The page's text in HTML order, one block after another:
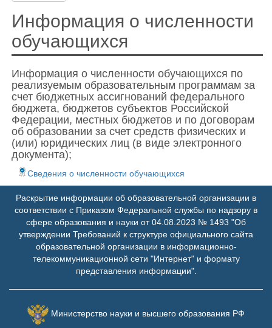
Информация о численности
обучающихся
Информация о численности обучающихся по
реализуемым образовательным программам за
счет бюджетных ассигнований федерального
бюджета, бюджетов субъектов Российской
Федерации, местных бюджетов и по договорам
об образовании за счет средств физических и
(или) юридических лиц (в виде электронного
документа);
Сведения о численности обучающихся
Раскрытие информации об образовательной организации в
соответствии с Приказом Федеральной службы по надзору в
сфере образования и науки от 04.08.2023 № 1493 "Об
утверждении Требований к структуре официального сайта
образовательной организации в информационно-
телекоммуникационной сети "Интернет" и формату
представления информации".
Министерство науки и высшего образования РФ